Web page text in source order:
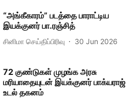
“அங்கீகாரம்” படத்தை பாராட்டிய
இயக்குனர் பா.ரஞ்சித்
சினிமா செய்திப்பிரிவு 30 Jun 2026
72 குண்டுகள் முழங்க அரசு
மரியாதையுடன் இயக்குனர் பாக்யராஜ்
உடல் தகனம்